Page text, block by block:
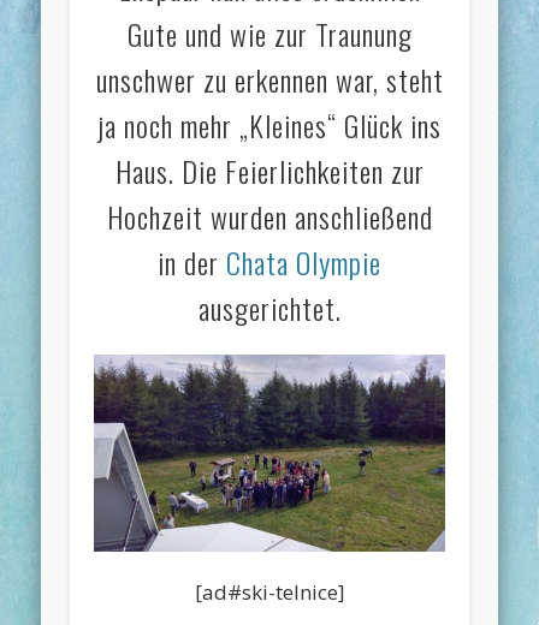
Gute und wie zur Traunung
unschwer zu erkennen war, steht
ja noch mehr „Kleines“ Glück ins
Haus. Die Feierlichkeiten zur
Hochzeit wurden anschließend
in der Chata Olympie
ausgerichtet.
[ad#ski-telnice]